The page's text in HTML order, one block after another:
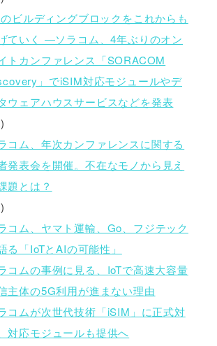
ビルディングブロックをこれからも
ていく ―ソラコム、4年ぶりのオン
トカンファレンス「SORACOM
」でiSIM対応モジュールやデ
ウェアハウスサービスなどを発表
コム、年次カンファレンスに関する
発表会を開催。不在なモノから見え
題とは？
コム、ヤマト運輸、Go、フジテック
る「IoTとAIの可能性」
コムの事例に見る、IoTで高速大容量
主体の5G利用が進まない理由
コムが次世代技術「iSIM」に正式対
対応モジュールも提供へ